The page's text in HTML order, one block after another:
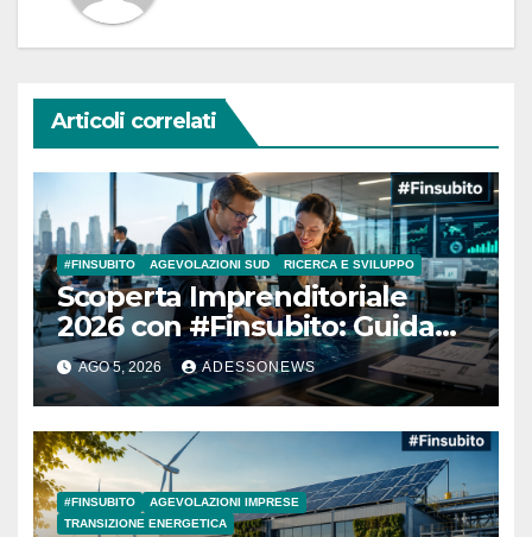
Articoli correlati
#FINSUBITO AGEVOLAZIONI SUD RICERCA E SVILUPPO
Scoperta Imprenditoriale
2026 con #Finsubito: Guida
Definitiva al Bando MIMIT da
505 Milioni di Euro per Ricerca
e Sviluppo nel Mezzogiorno –
#Adessonews – #Finsubito –
Adessonews
AGO 5, 2026 ADESSONEWS
#FINSUBITO
AGEVOLAZIONI IMPRESE
TRANSIZIONE ENERGETICA